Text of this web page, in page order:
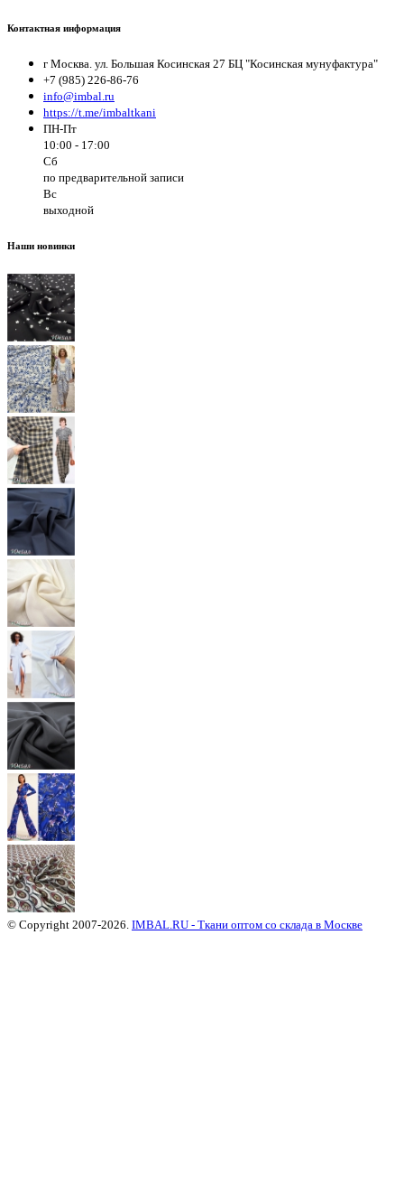
Контактная информация
г Москва. ул. Большая Косинская 27 БЦ "Косинская мунуфактура"
+7 (985) 226-86-76
info@imbal.ru
https://t.me/imbaltkani
ПН-Пт
10:00 - 17:00
Сб
по предварительной записи
Вс
выходной
Наши новинки
© Copyright 2007-2026. IMBAL.RU - Ткани оптом со склада в Москве